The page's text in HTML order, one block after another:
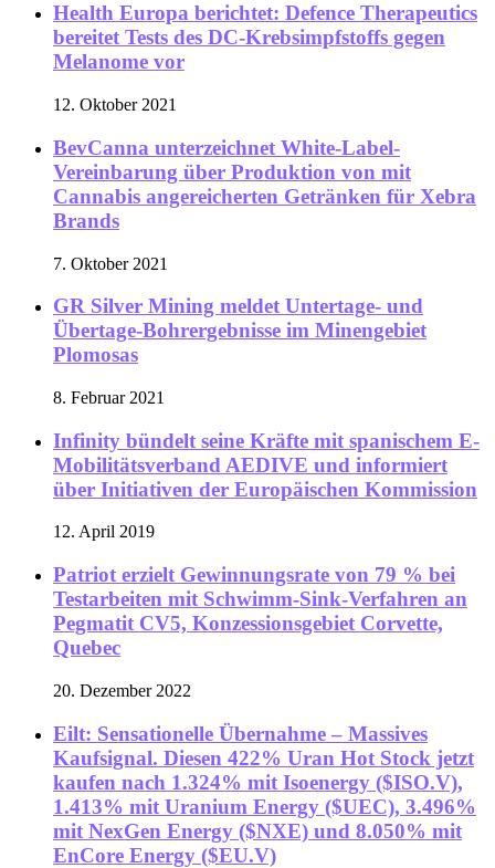
Health Europa berichtet: Defence Therapeutics
bereitet Tests des DC-Krebsimpfstoffs gegen
Melanome vor
12. Oktober 2021
BevCanna unterzeichnet White-Label-
Vereinbarung über Produktion von mit
Cannabis angereicherten Getränken für Xebra
Brands
7. Oktober 2021
GR Silver Mining meldet Untertage- und
Übertage-Bohrergebnisse im Minengebiet
Plomosas
8. Februar 2021
Infinity bündelt seine Kräfte mit spanischem E-
Mobilitätsverband AEDIVE und informiert
über Initiativen der Europäischen Kommission
12. April 2019
Patriot erzielt Gewinnungsrate von 79 % bei
Testarbeiten mit Schwimm-Sink-Verfahren an
Pegmatit CV5, Konzessionsgebiet Corvette,
Quebec
20. Dezember 2022
Eilt: Sensationelle Übernahme – Massives
Kaufsignal. Diesen 422% Uran Hot Stock jetzt
kaufen nach 1.324% mit Isoenergy ($ISO.V),
1.413% mit Uranium Energy ($UEC), 3.496%
mit NexGen Energy ($NXE) und 8.050% mit
EnCore Energy ($EU.V)